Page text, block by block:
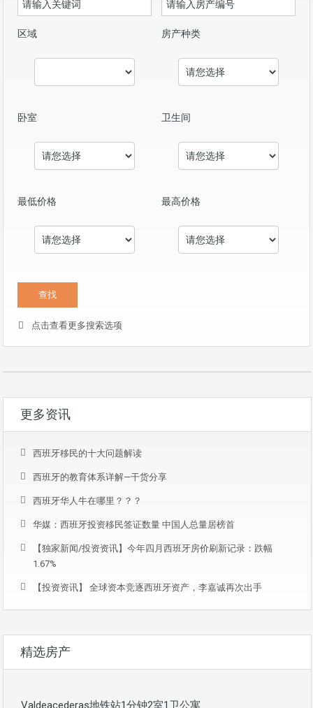
区域 房产种类
卧室 卫生间
最低价格 最高价格
点击查看更多搜索选项
更多资讯
西班牙移民的十大问题解读
西班牙的教育体系详解—干货分享
西班牙华人牛在哪里？？？
华媒：西班牙投资移民签证数量 中国人总量居榜首
【独家新闻/投资资讯】今年四月西班牙房价刷新记录：跌幅
1.67%
【投资资讯】 全球资本竞逐西班牙资产，李嘉诚再次出手
精选房产
Valdeacederas地铁站1分钟2室1卫公寓